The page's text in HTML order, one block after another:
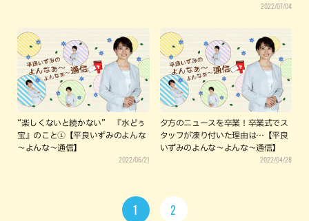
2022/07/04
“楽しくないと続かない” 『水どぅ
宝』のこと①【平良いずみのよんな
～よんな～通信】
2022/06/21
夕方のニュースを卒業！卒業式でス
タッフが凍り付いた理由は…【平良
いずみのよんな～よんな～通信】
2022/04/28
1 2